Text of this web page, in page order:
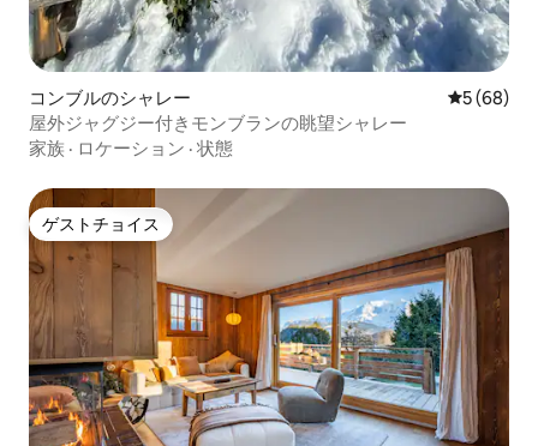
コンブルのシャレー レビュー
5 (68)
屋外ジャグジー付きモンブランの眺望シャレー
家族 · ロケーション · 状態
ゲストチョイス
ゲストチョイス